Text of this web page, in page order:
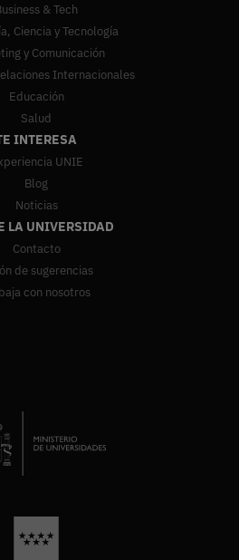
& Tech
Ciencia y Tecnología
y Comunicación
Internacionales
Educación
Salud
INTERESA
UNIE
Blog
Noticias
LA UNIVERSIDAD
Contacto
de sugerencias
con nosotros